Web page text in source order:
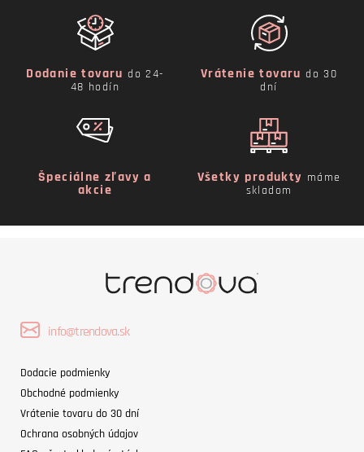
Dodanie tovaru do 24-
48 hodín
Vrátenie tovaru do 30
dní
Špeciálne zľavy a
akcie
Všetky produkty máme
skladom
info@trendova.sk
Dodacie podmienky
Obchodné podmienky
Vrátenie tovaru do 30 dní
Ochrana osobných údajov